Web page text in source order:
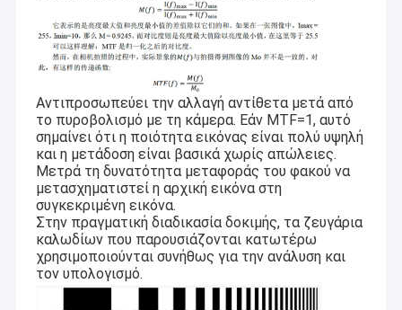
Αντιπροσωπεύει την αλλαγή αντίθετα μετά από
το πυροβολισμό με τη κάμερα. Εάν MTF=1, αυτό
σημαίνει ότι η ποιότητα εικόνας είναι πολύ υψηλή
και η μετάδοση είναι βασικά χωρίς απώλειες.
Μετρά τη δυνατότητα μεταφοράς του φακού να
μετασχηματιστεί η αρχική εικόνα στη
συγκεκριμένη εικόνα.
Στην πραγματική διαδικασία δοκιμής, τα ζευγάρια
καλωδίων που παρουσιάζονται κατωτέρω
χρησιμοποιούνται συνήθως για την ανάλυση και
τον υπολογισμό.